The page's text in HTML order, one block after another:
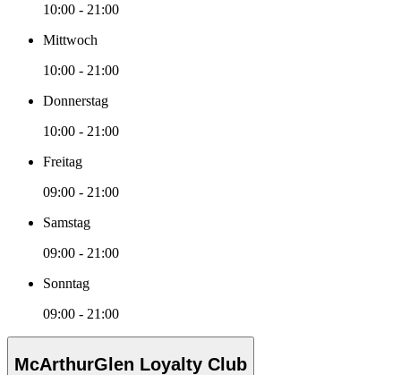
10:00 - 21:00
Mittwoch
10:00 - 21:00
Donnerstag
10:00 - 21:00
Freitag
09:00 - 21:00
Samstag
09:00 - 21:00
Sonntag
09:00 - 21:00
McArthurGlen Loyalty Club